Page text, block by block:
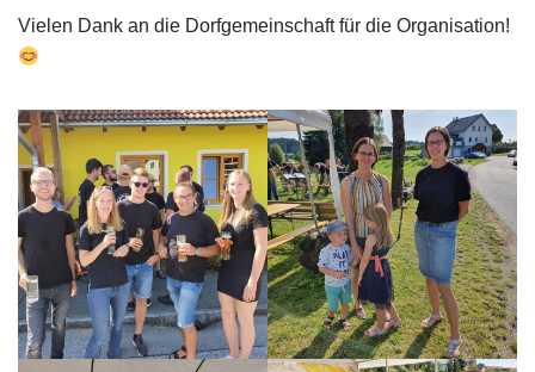
Vielen Dank an die Dorfgemeinschaft für die Organisation!